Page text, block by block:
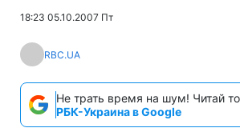
18:23 05.10.2007 Пт
RBC.UA
Не трать время на шум! Читай
РБК-Украина в Google